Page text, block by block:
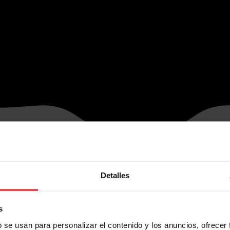
Detalles
usan para personalizar el contenido y los anuncios,